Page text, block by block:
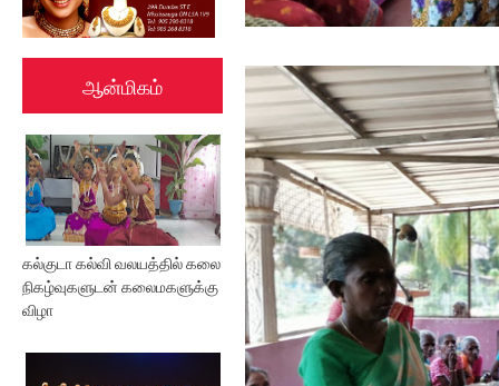
ஆன்மிகம்
கல்குடா கல்வி வலயத்தில் கலை
நிகழ்வுகளுடன் கலைமகளுக்கு
விழா